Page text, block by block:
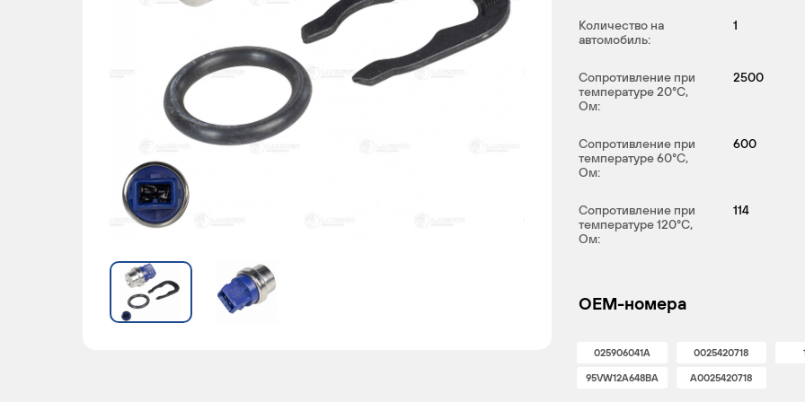
Количество на
автомобиль:
1
Сопротивление при
температуре 20°С,
Ом:
2500
Сопротивление при
температуре 60°С,
Ом:
600
Сопротивление при
температуре 120°С,
Ом:
114
OEM-номера
025906041A 0025420718
95VW12A648BA A0025420718